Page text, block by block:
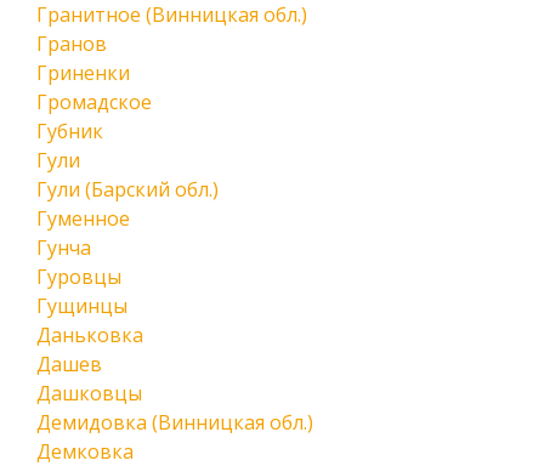
Гранитное (Винницкая обл.)
Гранов
Гриненки
Громадское
Губник
Гули
Гули (Барский обл.)
Гуменное
Гунча
Гуровцы
Гущинцы
Даньковка
Дашев
Дашковцы
Демидовка (Винницкая обл.)
Демковка